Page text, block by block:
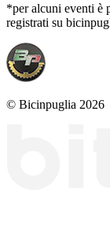
*per alcuni eventi è
registrati su
© Bicinpuglia 2026